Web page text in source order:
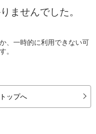
ませんでした。
、一時的に利用できない可
。
ップへ